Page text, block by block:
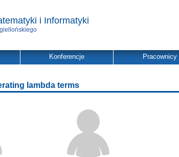
i Informatyki
Konferencje Pracownicy
lambda terms